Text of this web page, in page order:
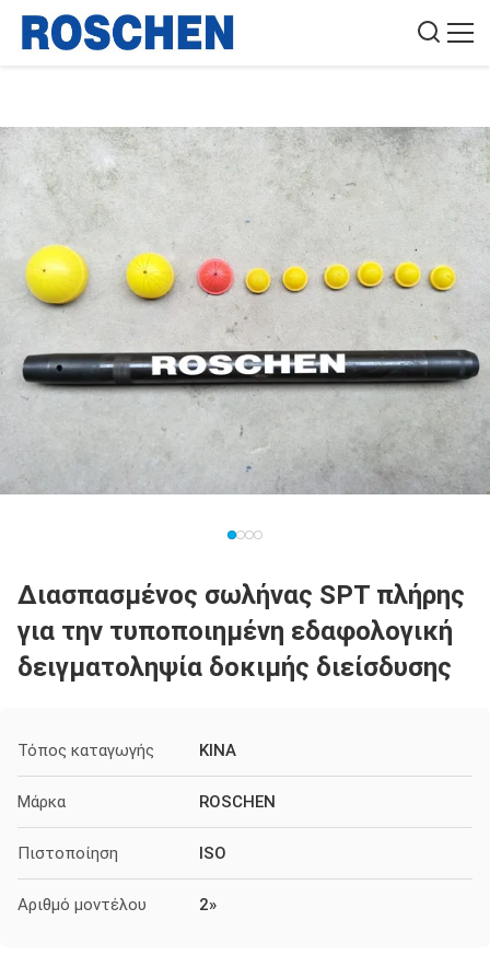
Διασπασμένος σωλήνας SPT πλήρης
για την τυποποιημένη εδαφολογική
δειγματοληψία δοκιμής διείσδυσης
Τόπος καταγωγής ΚΙΝΑ
Μάρκα ROSCHEN
Πιστοποίηση ISO
Αριθμό μοντέλου 2»